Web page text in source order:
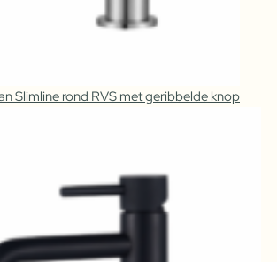
Slimline rond RVS met geribbelde knop